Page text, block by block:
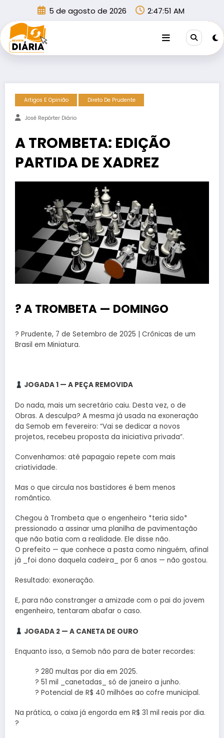
conteúdo
5 de agosto de 2026 2:47:51 AM
Artigos E Opinião Direto De Prudente
José Repórter Diário
A TROMBETA: EDIÇÃO
PARTIDA DE XADREZ
?A TROMBETA — DOMINGO
? Prudente, 7 de Setembro de 2025 | Crônicas de um
Brasil em Miniatura.
JOGADA 1 — A PEÇA REMOVIDA
Do nada, mais um secretário caiu. Desta vez, o de
Obras. A desculpa? A mesma já usada na exoneração
da Semob em fevereiro: “Vai se dedicar a novos
projetos, recebeu proposta da iniciativa privada”.
Convenhamos: até papagaio repete com mais
criatividade.
Mas o que circula nos bastidores é bem menos
romântico.
Chegou à Trombeta que o engenheiro *teria sido*
pressionado a assinar uma planilha de pavimentação
que não batia com a realidade. Ele disse não.
O prefeito — que conhece a pasta como ninguém, afinal
já _foi dono daquela cadeira_ por 6 anos — não gostou.
Resultado: exoneração.
E, para não constranger a amizade com o pai do jovem
engenheiro, tentaram abafar o caso.
JOGADA 2 — A CANETA DE OURO
Enquanto isso, a Semob não para de bater recordes:
? 280 multas por dia em 2025.
? 51 mil _canetadas_ só de janeiro a junho.
? Potencial de R$ 40 milhões ao cofre municipal.
Na prática, o caixa já engorda em R$ 31 mil reais por dia.
?